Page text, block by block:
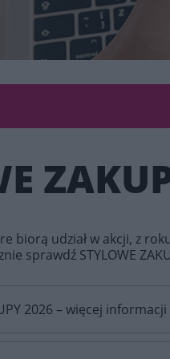
biorą udział w akcji, z
sprawdź STYLOWE
2026 – więcej informacji